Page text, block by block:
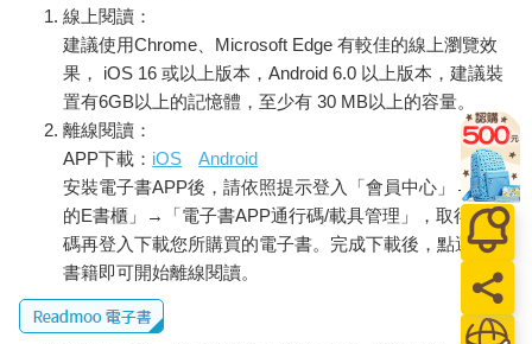
線上閱讀：
建議使用Chrome、Microsoft Edge 有較佳的線上瀏覽效
果， iOS 16 或以上版本，Android 6.0 以上版本，建議裝
置有6GB以上的記憶體，至少有 30 MB以上的容量。
離線閱讀：
APP下載： iOS
Android
安裝電子書APP後，請依照提示登入「會員中心」→「我
的E書櫃」→「電子書APP通行碼/載具管理」，取得通行
碼再登入下載您所購買的電子書。完成下載後，點選任一
書籍即可開始離線閱讀。